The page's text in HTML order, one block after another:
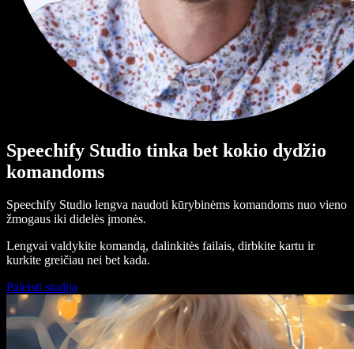
Speechify Studio tinka bet kokio dydžio
komandoms
Speechify Studio lengva naudoti kūrybinėms komandoms nuo vieno
žmogaus iki didelės įmonės.
Lengvai valdykite komandą, dalinkitės failais, dirbkite kartu ir
kurkite greičiau nei bet kada.
Paleisti studiją